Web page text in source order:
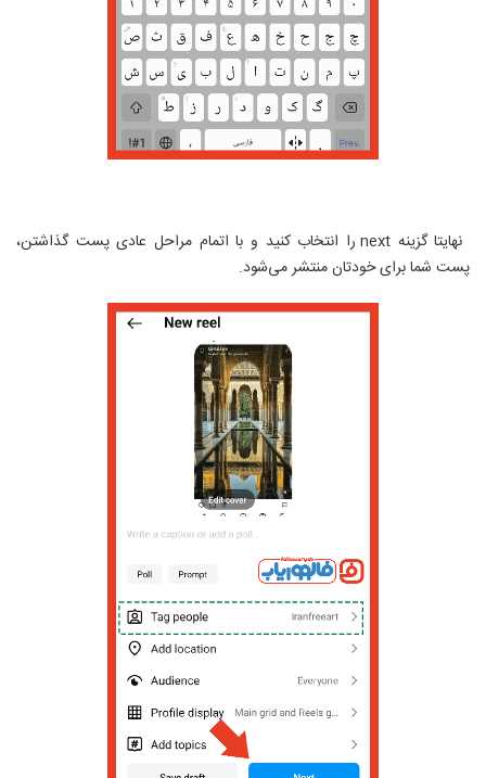
نهایتا گزینه next را انتخاب کنید و با اتمام مراحل عادی پست گذاشتن،
پست شما برای خودتان منتشر می‌شود.